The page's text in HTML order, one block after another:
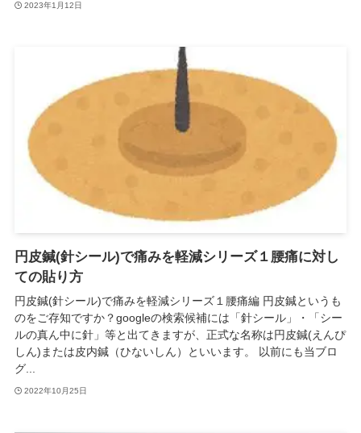
2023年1月12日
円皮鍼(針シール)で痛みを軽減シリーズ１腰痛に対し
ての貼り方
円皮鍼(針シール)で痛みを軽減シリーズ１腰痛編 円皮鍼というも
のをご存知ですか？googleの検索候補には「針シール」・「シー
ルの真ん中に針」等と出てきますが、正式な名称は円皮鍼(えんぴ
しん)または皮内鍼（ひないしん）といいます。 以前にも当ブロ
グ...
2022年10月25日